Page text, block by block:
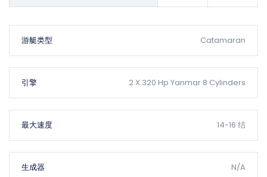
游艇类型 Catamaran
引擎 2 X 320 Hp Yanmar 8 Cylinders
最大速度 14-16 结
生成器 N/A